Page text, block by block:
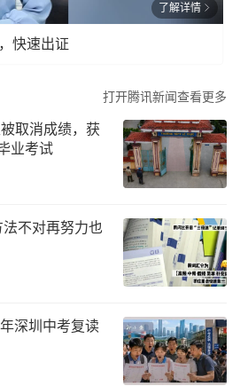
了解详情
快速出证
打开腾讯新闻查看更多
取消成绩，获
业考试
不对再努力也
深圳中考复读